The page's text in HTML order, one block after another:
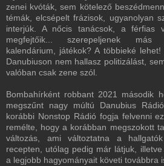
zenei kvóták, sem kötelező
témák, elcsépelt frázisok, ugyanolyan
interjúk. A nőcis tanácsok, a férfias
megfejtőik... szerepeljenek más
kalendárium, játékok? A többieké
Danubiuson nem hallasz politizálást,
valóban csak zene szól.
Bombahírként robbant 2021 második
megszűnt nagy múltú Danubius
korábbi Nonstop Rádió fogja felvenni
remélte, hogy a korábban megszokott
változás, ami változtatna a
recepten, utólag pedig már látjuk,
a legjobb hagyományait követi továbbra